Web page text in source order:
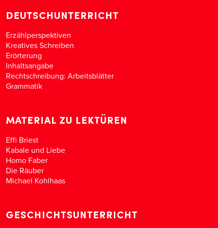
DEUTSCHUNTERRICHT
Erzählperspektiven
Kreatives Schreiben
Erörterung
Inhaltsangabe
Rechtschreibung: Arbeitsblätter
Grammatik
MATERIAL ZU LEKTÜREN
Effi Briest
Kabale und Liebe
Homo Faber
Die Räuber
Michael Kohlhaas
GESCHICHTSUNTERRICHT